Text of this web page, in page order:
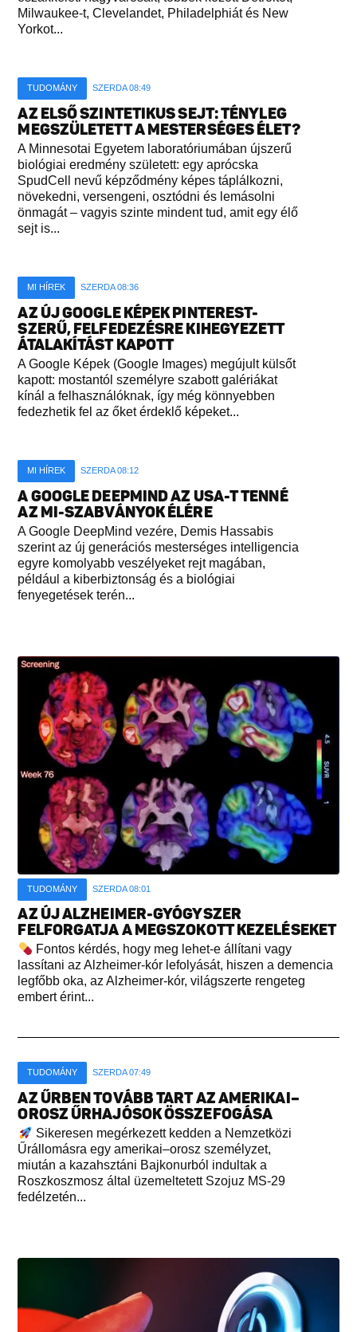
Milwaukee-t, Clevelandet, Philadelphiát és New
Yorkot...
TUDOMÁNY SZERDA 08:49
AZ ELSŐ SZINTETIKUS SEJT: TÉNYLEG
MEGSZÜLETETT A MESTERSÉGES ÉLET?
A Minnesotai Egyetem laboratóriumában újszerű
biológiai eredmény született: egy aprócska
SpudCell nevű képződmény képes táplálkozni,
növekedni, versengeni, osztódni és lemásolni
önmagát – vagyis szinte mindent tud, amit egy élő
sejt is...
MI HÍREK SZERDA 08:36
AZ ÚJ GOOGLE KÉPEK PINTEREST-
SZERŰ, FELFEDEZÉSRE KIHEGYEZETT
ÁTALAKÍTÁST KAPOTT
A Google Képek (Google Images) megújult külsőt
kapott: mostantól személyre szabott galériákat
kínál a felhasználóknak, így még könnyebben
fedezhetik fel az őket érdeklő képeket...
MI HÍREK SZERDA 08:12
A GOOGLE DEEPMIND AZ USA-T TENNÉ
AZ MI-SZABVÁNYOK ÉLÉRE
A Google DeepMind vezére, Demis Hassabis
szerint az új generációs mesterséges intelligencia
egyre komolyabb veszélyeket rejt magában,
például a kiberbiztonság és a biológiai
fenyegetések terén...
TUDOMÁNY SZERDA 08:01
AZ ÚJ ALZHEIMER-GYÓGYSZER
FELFORGATJA A MEGSZOKOTT KEZELÉSEKET
Fontos kérdés, hogy meg lehet-e állítani vagy
lassítani az Alzheimer-kór lefolyását, hiszen a demencia
legfőbb oka, az Alzheimer-kór, világszerte rengeteg
embert érint...
TUDOMÁNY SZERDA 07:49
AZ ŰRBEN TOVÁBB TART AZ AMERIKAI–
OROSZ ŰRHAJÓSOK ÖSSZEFOGÁSA
Sikeresen megérkezett kedden a Nemzetközi
Űrállomásra egy amerikai–orosz személyzet,
miután a kazahsztáni Bajkonurból indultak a
Roszkoszmosz által üzemeltetett Szojuz MS-29
fedélzetén...